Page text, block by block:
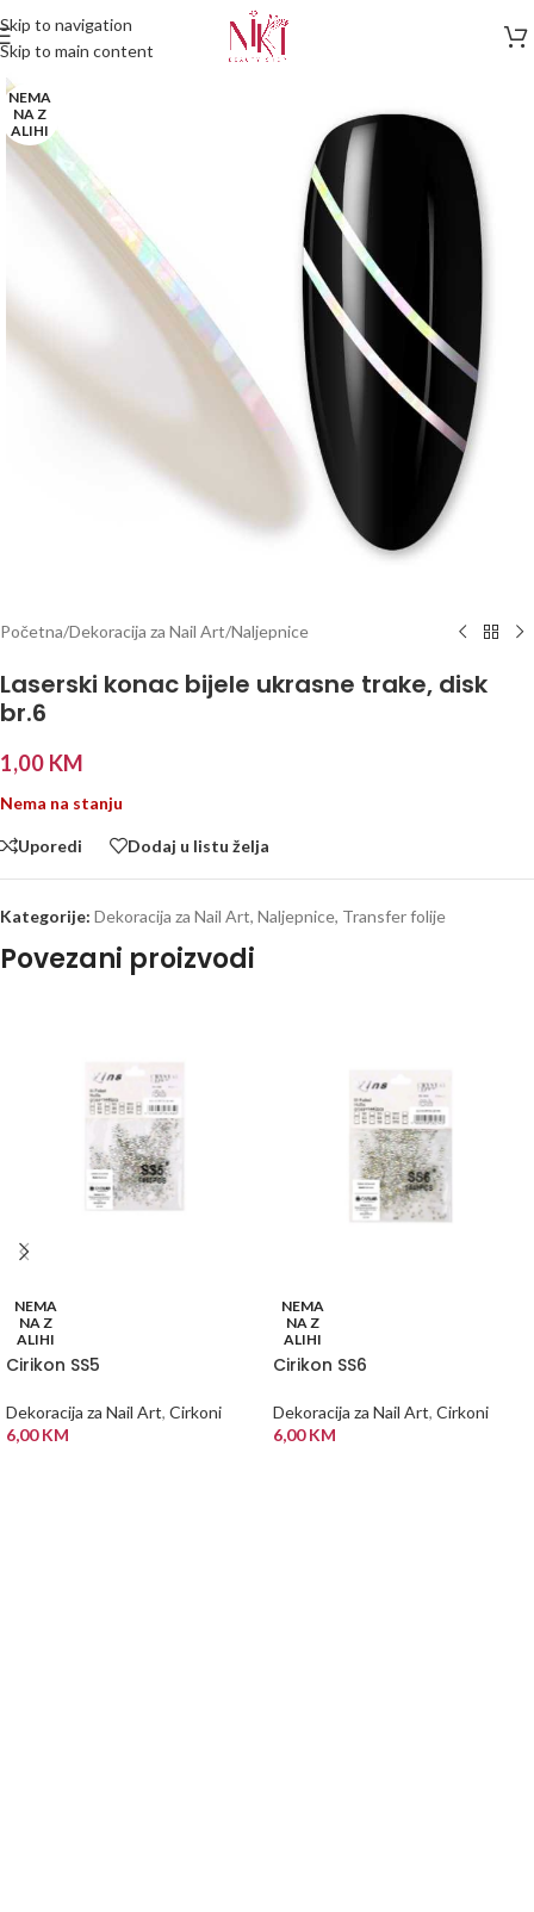
Skip to navigation
Skip to main content
NEMA
NA Z
ALIHI
Početna/Dekoracija za Nail Art/Naljepnice
Laserski konac bijele ukrasne trake, disk
br.6
1,00 KM
Nema na stanju
Uporedi Dodaj u listu želja
Kategorije: Dekoracija za Nail Art, Naljepnice, Transfer folije
Povezani proizvodi
NEMA
NA Z
ALIHI
Cirikon SS5
Dekoracija za Nail Art, Cirkoni
6,00KM
NEMA
NA Z
ALIHI
Cirikon SS6
Dekoracija za Nail Art, Cirkoni
6,00KM